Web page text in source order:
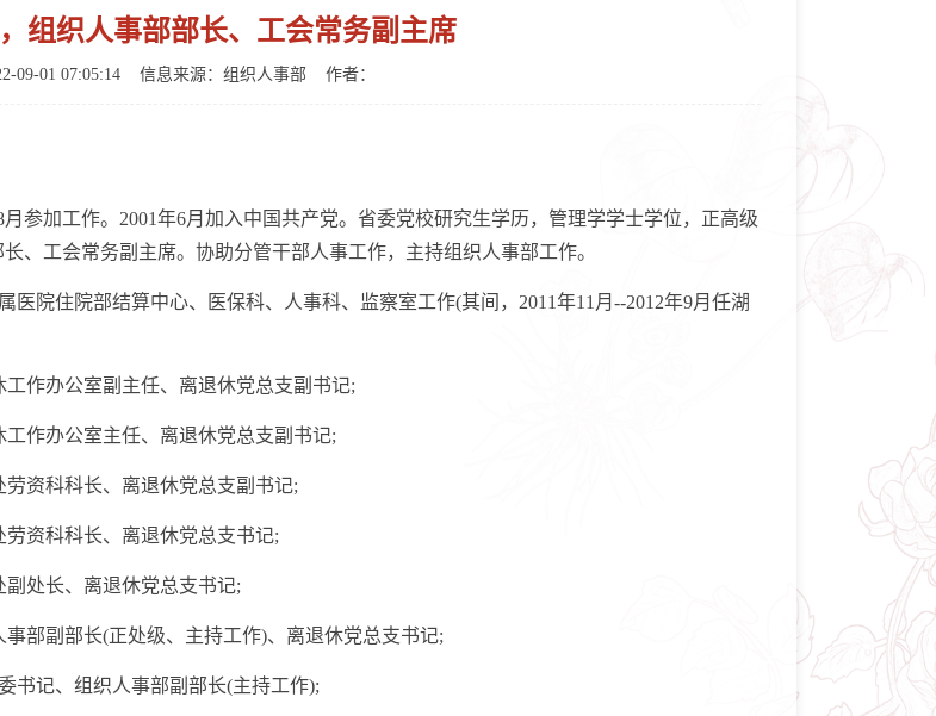
组织人事部部长、工会常务副主席
09-01 07:05:14 信息来源： 组织人事部 作者：
加工作。2001年6月加入中国共产党。省委党校研究生学历，管理学学士学位，正高级
、工会常务副主席。协助分管干部人事工作，主持组织人事部工作。
院住院部结算中心、医保科、人事科、监察室工作(其间，2011年11月--2012年9月任湖
作办公室副主任、离退休党总支副书记;
作办公室主任、离退休党总支副书记;
资科科长、离退休党总支副书记;
资科科长、离退休党总支书记;
处长、离退休党总支书记;
部副部长(正处级、主持工作)、离退休党总支书记;
记、组织人事部副部长(主持工作);